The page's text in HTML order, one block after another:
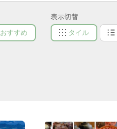
おすすめ
表示切替
タイル